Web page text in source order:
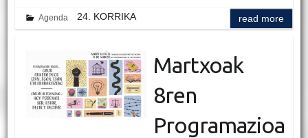
Agenda 24. KORRIKA read more
Martxoak
8ren
Programazioa